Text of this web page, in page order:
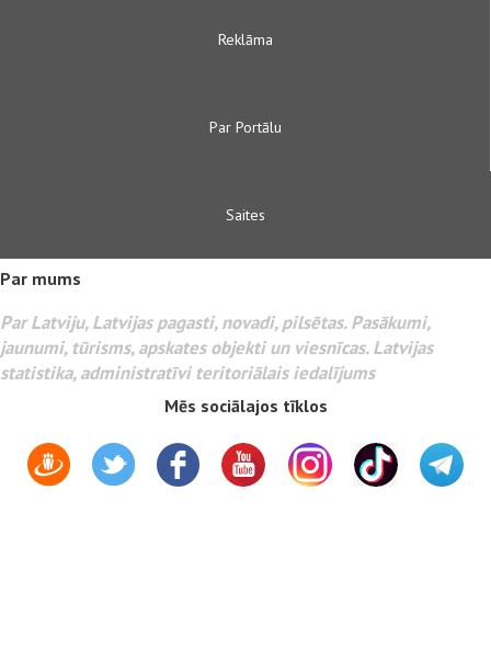
Reklāma
Par Portālu
Saites
Par mums
Par Latviju, Latvijas pagasti, novadi, pilsētas. Pasākumi,
jaunumi, tūrisms, apskates objekti un viesnīcas. Latvijas
statistika, administratīvi teritoriālais iedalījums
Mēs sociālajos tīklos